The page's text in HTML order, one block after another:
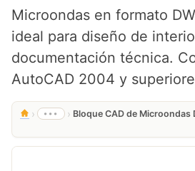
Microondas en formato
ideal para diseño de
documentación técnica.
AutoCAD 2004 y
› ••• ›